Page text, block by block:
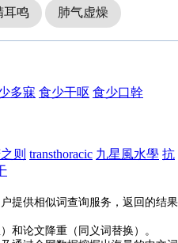
耳鸣 肺气虚燥
多寐 食少干呕 食少口幹
则 transthoracic 九星風水學 抗
提供相似词查询服务，返回的结果
和论文降重（同义词替换）。